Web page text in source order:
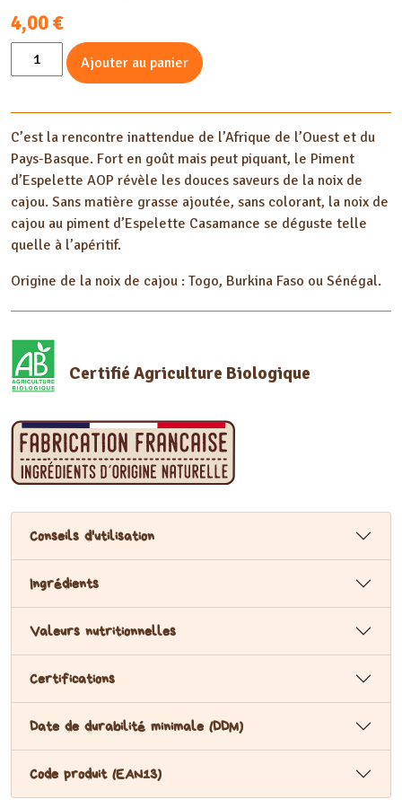
4,00€
quantité
de
de
cajou
au
Piment
d'Espelette
100G
Ajouter au panier
C’est la rencontre inattendue de l’Afrique de l’Ouest et du
Pays-Basque. Fort en goût mais peut piquant, le Piment
d’Espelette AOP révèle les douces saveurs de la noix de
cajou. Sans matière grasse ajoutée, sans colorant, la noix de
cajou au piment d’Espelette Casamance se déguste telle
quelle à l’apéritif.
Origine de la noix de cajou : Togo, Burkina Faso ou Sénégal.
Certifié Agriculture Biologique
Conseils d'utilisation
Ingrédients
Valeurs nutritionnelles
Certifications
Date de durabilité minimale (DDM)
Code produit (EAN13)